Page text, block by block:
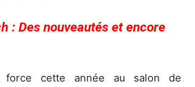
: Des nouveautés et encore
force cette année au salon de